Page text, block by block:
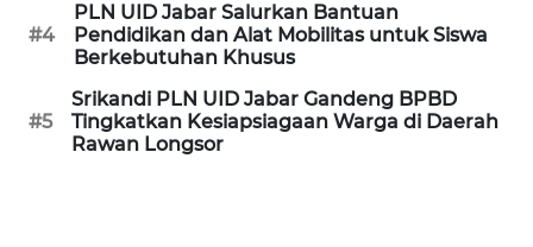
#4
PLN UID Jabar Salurkan Bantuan
Pendidikan dan Alat Mobilitas untuk Siswa
Berkebutuhan Khusus
#5
Srikandi PLN UID Jabar Gandeng BPBD
Tingkatkan Kesiapsiagaan Warga di Daerah
Rawan Longsor
Wahana
KONSUMEN
LISTRIK